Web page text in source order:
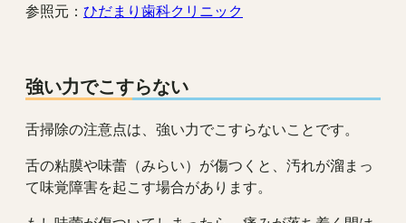
参照元： ひだまり歯科クリニック
強い力でこすらない
舌掃除の注意点は、強い力でこすらないことです。
舌の粘膜や味蕾（みらい）が傷つくと、汚れが溜まっ
て味覚障害を起こす場合があります。